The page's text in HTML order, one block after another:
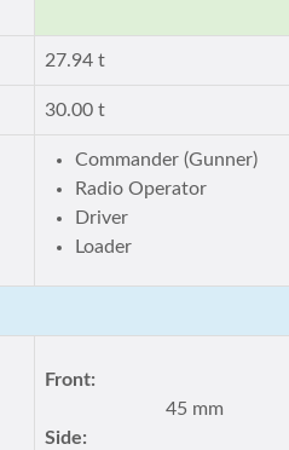
27.94 t
30.00 t
Commander (Gunner)
Radio Operator
Driver
Loader
Front:
45 mm
Side: